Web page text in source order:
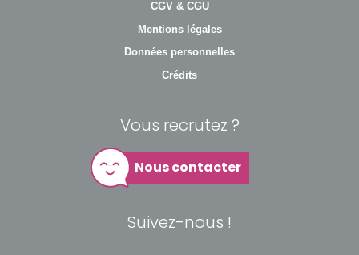
CGV & CGU
Mentions légales
Données personnelles
Crédits
Vous recrutez ?
Nous contacter
Suivez-nous !